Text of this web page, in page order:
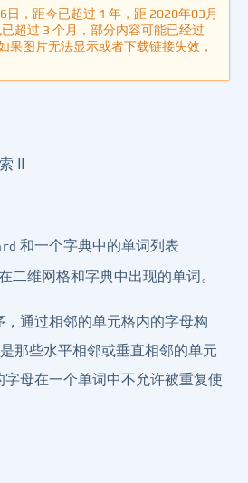
，距今已超过 1 年，距 2020年03月
超过 3 个月，部分内容可能已经过
果图片无法显示或者下载链接失效，
II
和一个字典中的单词列表
二维网格和字典中出现的单词。
通过相邻的单元格内的字母构
那些水平相邻或垂直相邻的单元
母在一个单词中不允许被重复使